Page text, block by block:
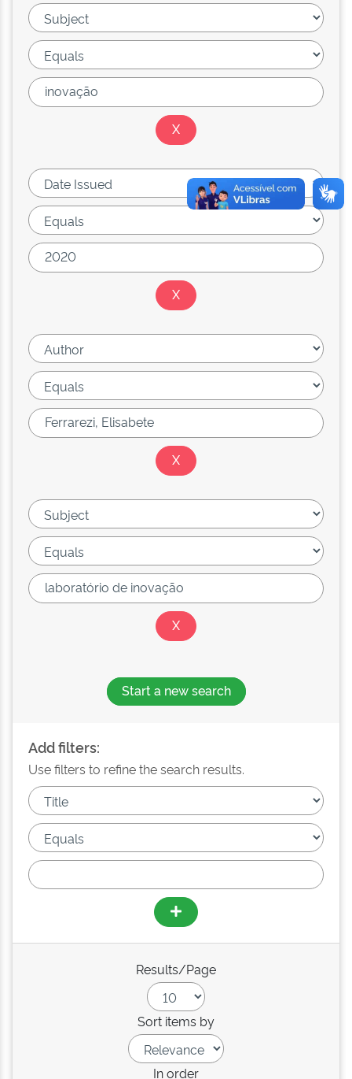
Start a new search
Add filters:
Use filters to refine the search results.
Results/Page
Sort items by
In order